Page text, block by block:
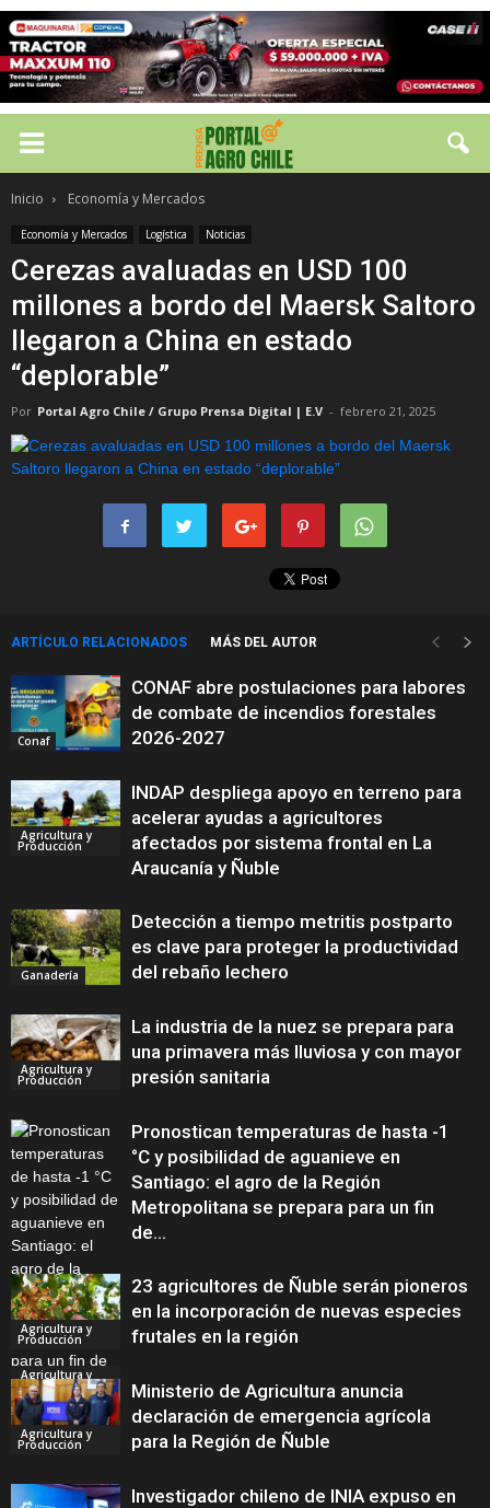
Inicio Economía y Mercados
Economía y Mercados Logística Noticias
Cerezas avaluadas en USD 100
millones a bordo del Maersk Saltoro
llegaron a China en estado
“deplorable”
Por Portal Agro Chile / Grupo Prensa Digital | E.V - febrero 21, 2025
ARTÍCULO RELACIONADOS MÁS DEL AUTOR
Conaf
CONAF abre postulaciones para labores
de combate de incendios forestales
2026-2027
Agricultura y
Producción
INDAP despliega apoyo en terreno para
acelerar ayudas a agricultores
afectados por sistema frontal en La
Araucanía y Ñuble
Ganadería
Detección a tiempo metritis postparto
es clave para proteger la productividad
del rebaño lechero
Agricultura y
Producción
La industria de la nuez se prepara para
una primavera más lluviosa y con mayor
presión sanitaria
Agricultura y
Producción
Pronostican temperaturas de hasta -1
°C y posibilidad de aguanieve en
Santiago: el agro de la Región
Metropolitana se prepara para un fin
de...
Agricultura y
Producción
23 agricultores de Ñuble serán pioneros
en la incorporación de nuevas especies
frutales en la región
Agricultura y
Producción
Ministerio de Agricultura anuncia
declaración de emergencia agrícola
para la Región de Ñuble
Investigador chileno de INIA expuso en